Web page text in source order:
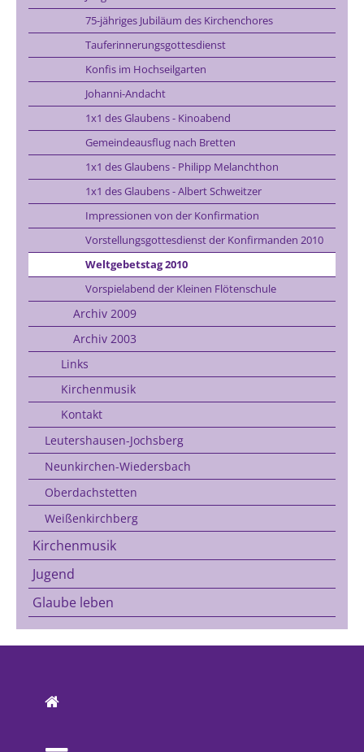
75-jähriges Jubiläum des Kirchenchores
Tauferinnerungsgottesdienst
Konfis im Hochseilgarten
Johanni-Andacht
1x1 des Glaubens - Kinoabend
Gemeindeausflug nach Bretten
1x1 des Glaubens - Philipp Melanchthon
1x1 des Glaubens - Albert Schweitzer
Impressionen von der Konfirmation
Vorstellungsgottesdienst der Konfirmanden 2010
Weltgebetstag 2010
Vorspielabend der Kleinen Flötenschule
Archiv 2009
Archiv 2003
Links
Kirchenmusik
Kontakt
Leutershausen-Jochsberg
Neunkirchen-Wiedersbach
Oberdachstetten
Weißenkirchberg
Kirchenmusik
Jugend
Glaube leben